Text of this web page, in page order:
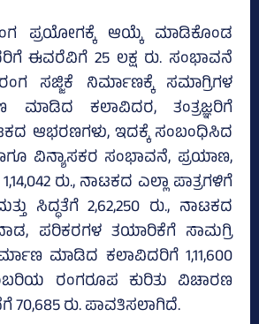
ಪ್ರಯೋಗಕ್ಕೆ ಆಯ್ಕೆ ಮಾಡಿಕೊಂಡ
ಈವರೆವಿಗೆ 25 ಲಕ್ಷ ರು. ಸಂಭಾವನೆ
ಸಜ್ಜಿಕೆ ನಿರ್ಮಾಣಕ್ಕೆ ಸಮಾಗ್ರಿಗಳ
ಮಾಡಿದ ಕಲಾವಿದರ, ತಂತ್ರಜ್ಞರಿಗೆ
ಆಭರಣಗಳು, ಇದಕ್ಕೆ ಸಂಬಂಧಿಸಿದ
ವಿನ್ಯಾಸಕರ ಸಂಭಾವನೆ, ಪ್ರಯಾಣ,
ರು., ನಾಟಕದ ಎಲ್ಲಾ ಪಾತ್ರಗಳಿಗೆ
ಸಿದ್ಧತೆಗೆ 2,62,250 ರು., ನಾಟಕದ
ಪರಿಕರಗಳ ತಯಾರಿಕೆಗೆ ಸಾಮಗ್ರಿ
ಮಾಡಿದ ಕಲಾವಿದರಿಗೆ 1,11,600
ರಂಗರೂಪ ಕುರಿತು ವಿಚಾರಣ
ರು. ಪಾವತಿಸಲಾಗಿದೆ.